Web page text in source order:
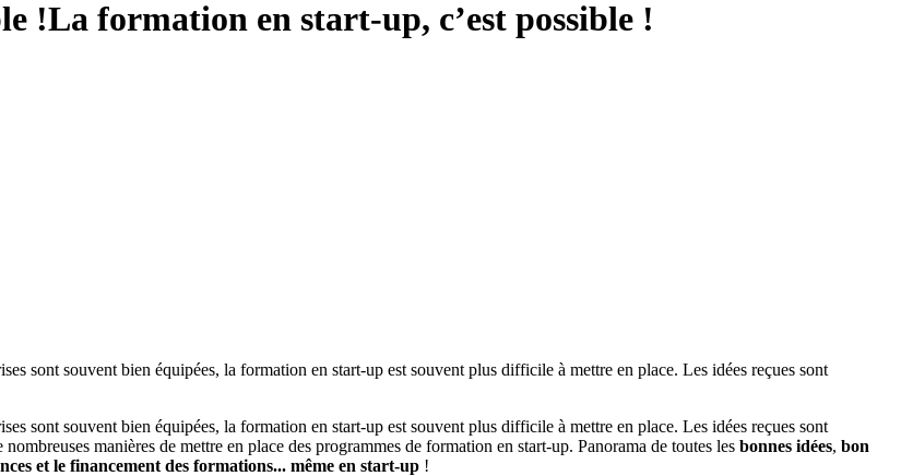
!La formation en start-up, c’est possible !
sont souvent bien équipées, la formation en start-up est souvent plus difficile à mettre en place. Les idées reçues sont
sont souvent bien équipées, la formation en start-up est souvent plus difficile à mettre en place. Les idées reçues sont
manières de mettre en place des programmes de formation en start-up. Panorama de toutes les bonnes idées, bon
et le financement des formations... même en start-up !